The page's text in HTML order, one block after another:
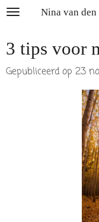
Ga
naar
hoofdinhoud
Nina van
3 tips voor
Gepubliceerd op 23